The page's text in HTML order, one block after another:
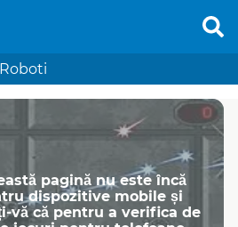
Roboti
pagină nu este încă
dispozitive mobile și
vă că pentru a verifica de